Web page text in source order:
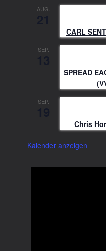
AUG.
CARL
SEP.
SPREAD
SEP.
Chris
Kalender anzeigen